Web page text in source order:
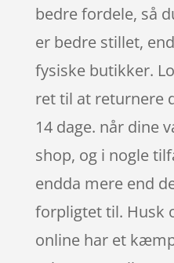
bedre fordele, så
er bedre stillet,
fysiske butikker.
ret til at returnere
14 dage. når dine
shop, og i nogle
endda mere end
forpligtet til. Husk
online har et